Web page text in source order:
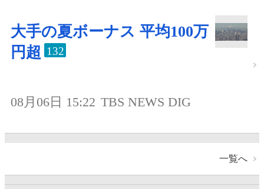
大手の夏ボーナス 平均100万
円超 132
08月06日 15:22 TBS NEWS DIG
一覧へ